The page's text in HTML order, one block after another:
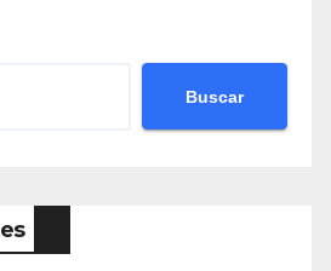
Buscar